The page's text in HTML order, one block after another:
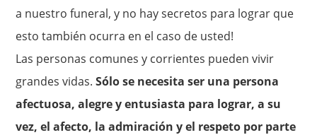
a nuestro funeral, y no hay secretos para lograr que
esto también ocurra en el caso de usted!
Las personas comunes y corrientes pueden vivir
grandes vidas.Sólo se necesita ser una persona
afectuosa, alegre y entusiasta para lograr, a su
vez, el afecto, la admiración y el respeto por parte